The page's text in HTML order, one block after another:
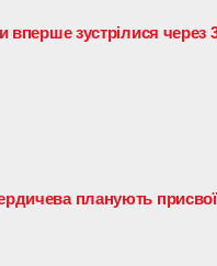
вперше зустрілися через
планують